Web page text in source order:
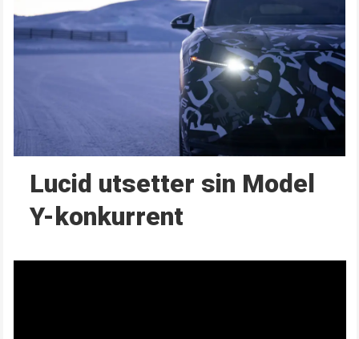
Lucid utsetter sin Model
Y-konkurrent